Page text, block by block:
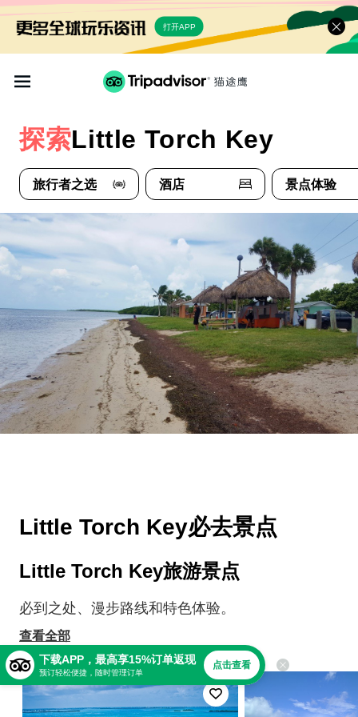
打开APP
探索Little Torch Key
旅行者之选 酒店 景点体验
Little Torch Key必去景点
Little Torch Key旅游景点
必到之处、漫步路线和特色体验。
查看全部
下载APP，最高享15%订单返现
预订轻松便捷，随时管理订单
点击查看